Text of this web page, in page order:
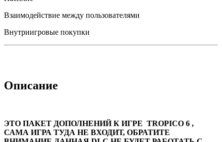
Взаимодействие между пользователями
Внутриигровые покупки
Описание
ЭТО ПАКЕТ ДОПОЛНЕНИЙ К ИГРЕ TROPICO 6 ,
САМА ИГРА ТУДА НЕ ВХОДИТ, ОБРАТИТЕ